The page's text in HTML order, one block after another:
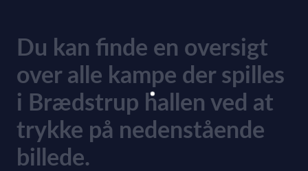
Du kan finde en oversigt
over alle kampe der spilles
i Brædstrup hallen ved at
trykke på nedenstående
billede.